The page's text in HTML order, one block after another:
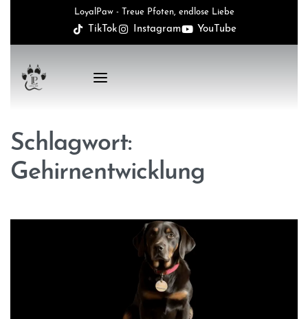
LoyalPaw - Treue Pfoten, endlose Liebe
TikTok Instagram YouTube
Schlagwort:
Gehirnentwicklung